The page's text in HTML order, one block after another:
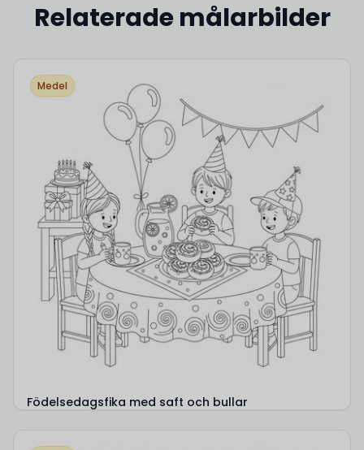
Relaterade målarbilder
Medel
Födelsedagsfika med saft och bullar